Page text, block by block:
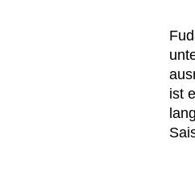
ist